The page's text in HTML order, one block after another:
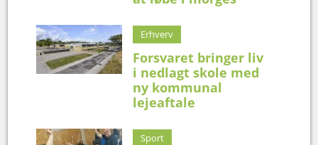
Erhverv
Forsvaret bringer liv
i nedlagt skole med
ny kommunal
lejeaftale
Sport